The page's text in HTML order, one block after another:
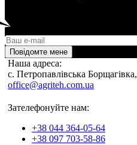
Повідомте мене
Наша адреса:
c. Петропавлівська
office@agriteh.com.ua
Зателефонуйте нам:
+38 044 364-05-64
+38 097 703-58-86